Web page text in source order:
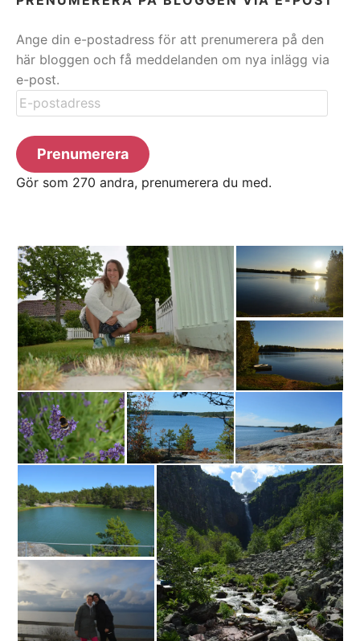
Ange din e-postadress för att prenumerera på den
här bloggen och få meddelanden om nya inlägg via
e-post.
E-
postadress
Prenumerera
Gör som 270 andra, prenumerera du med.